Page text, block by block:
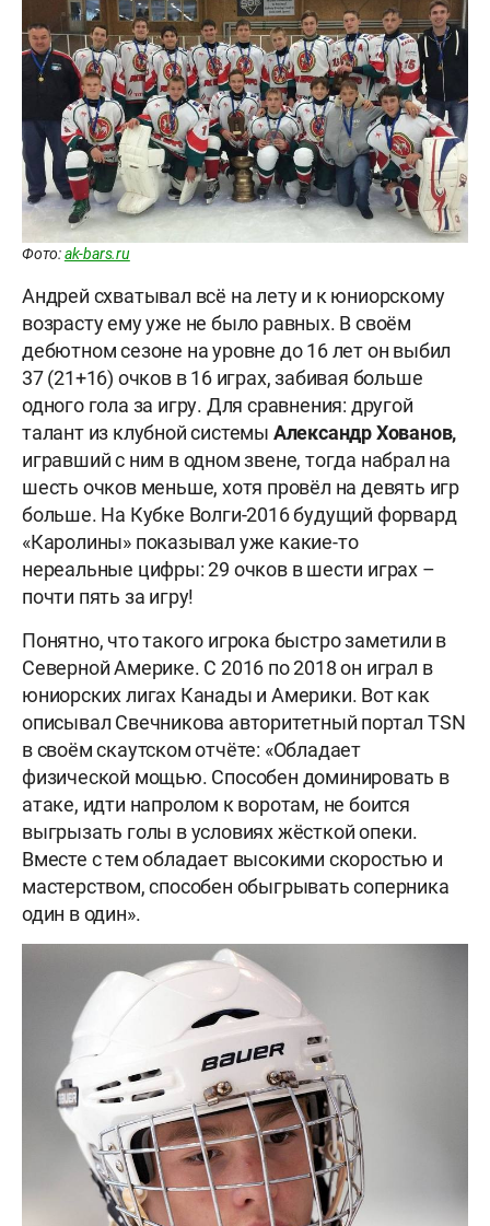
Фото:ak-bars.ru
Андрей схватывал всё на лету и к юниорскому
возрасту ему уже не было равных. В своём
дебютном сезоне на уровне до 16 лет он выбил
37 (21+16) очков в 16 играх, забивая больше
одного гола за игру. Для сравнения: другой
талант из клубной системы Александр Хованов,
игравший с ним в одном звене, тогда набрал на
шесть очков меньше, хотя провёл на девять игр
больше. На Кубке Волги-2016 будущий форвард
«Каролины» показывал уже какие-то
нереальные цифры: 29 очков в шести играх –
почти пять за игру!
Понятно, что такого игрока быстро заметили в
Северной Америке. С 2016 по 2018 он играл в
юниорских лигах Канады и Америки. Вот как
описывал Свечникова авторитетный портал TSN
в своём скаутском отчёте: «Обладает
физической мощью. Способен доминировать в
атаке, идти напролом к воротам, не боится
выгрызать голы в условиях жёсткой опеки.
Вместе с тем обладает высокими скоростью и
мастерством, способен обыгрывать соперника
один в один».